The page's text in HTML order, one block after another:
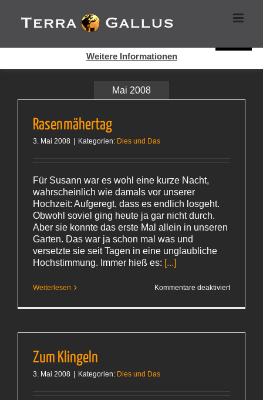
Inhalt
springen
Mai 2008
Rasenmähertag
3. Mai 2008 Kategorien: Dies und Das
Für Susann war es wohl eine kurze Nacht,
wahrscheinlich wie damals vor unserer
Hochzeit: Aufgeregt, dass es endlich losgeht.
Obwohl soviel ging heute ja gar nicht durch.
Aber sie konnte das erste Mal allein in unseren
Garten. Das war ja schon mal was und
versetzte sie seit Tagen in eine unglaubliche
Hochstimmung. Immer hieß es: [...]
Weiterlesen Kommentare deaktiviertfür
Zum Klingeln
3. Mai 2008 Kategorien: Dies und Das
Cookies helfen auf auf dieser Seite bei der Bereitstellung der
Dienste. Durch die Nutzung dieser Webseite erklären Sie sich
Weitere Informationen